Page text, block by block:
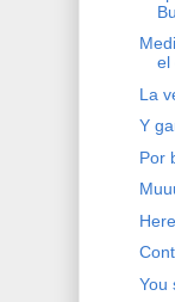
el
La
Y
Por
You